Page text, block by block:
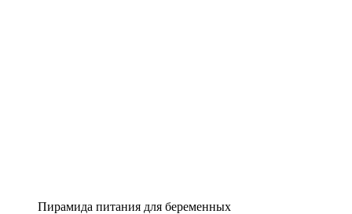
Пирамида питания для беременных